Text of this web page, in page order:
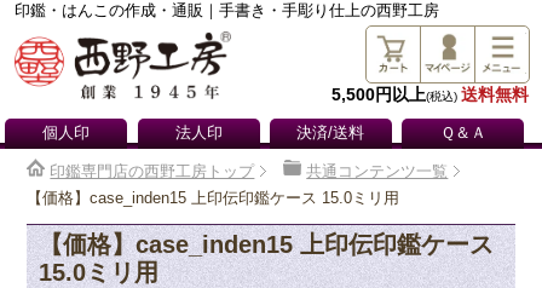
印鑑・はんこの作成・通販｜手書き・手彫り仕上の西野工房
5,500円以上(税込) 送料無料
個人印 法人印 決済/送料 Ｑ＆Ａ
印鑑専門店の西野工房トップ
共通コンテンツ一覧
【価格】case_inden15 上印伝印鑑ケース 15.0ミリ用
【価格】case_inden15 上印伝印鑑ケース
15.0ミリ用